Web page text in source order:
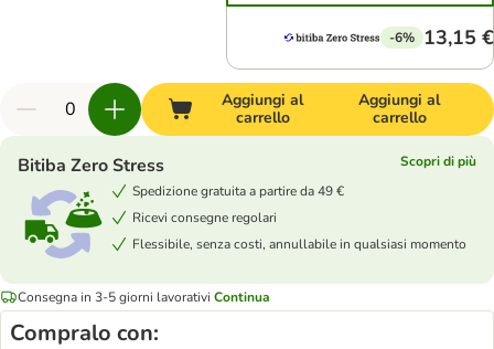
-6% 13,15 €
Aggiungi al
carrello
Aggiungi al
carrello
Bitiba Zero Stress
Scopri di più
Spedizione gratuita a partire da 49 €
Ricevi consegne regolari
Flessibile, senza costi, annullabile in qualsiasi momento
Consegna in 3-5 giorni lavorativi Continua
Compralo con: